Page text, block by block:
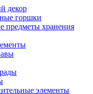
декор
горшки
предметы хранения
элементы